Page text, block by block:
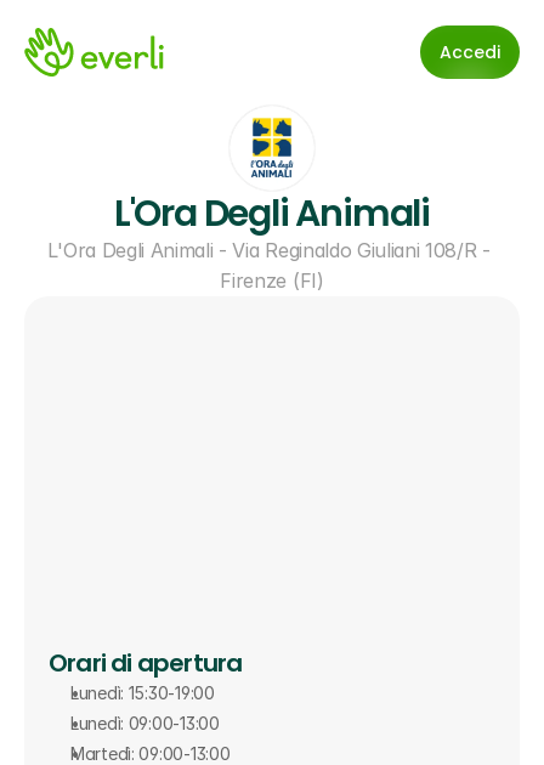
Accedi
L'Ora Degli Animali
L'Ora Degli Animali - Via Reginaldo Giuliani 108/R -
Firenze (FI)
Orari di apertura
Lunedì: 15:30-19:00
Lunedì: 09:00-13:00
Martedì: 09:00-13:00